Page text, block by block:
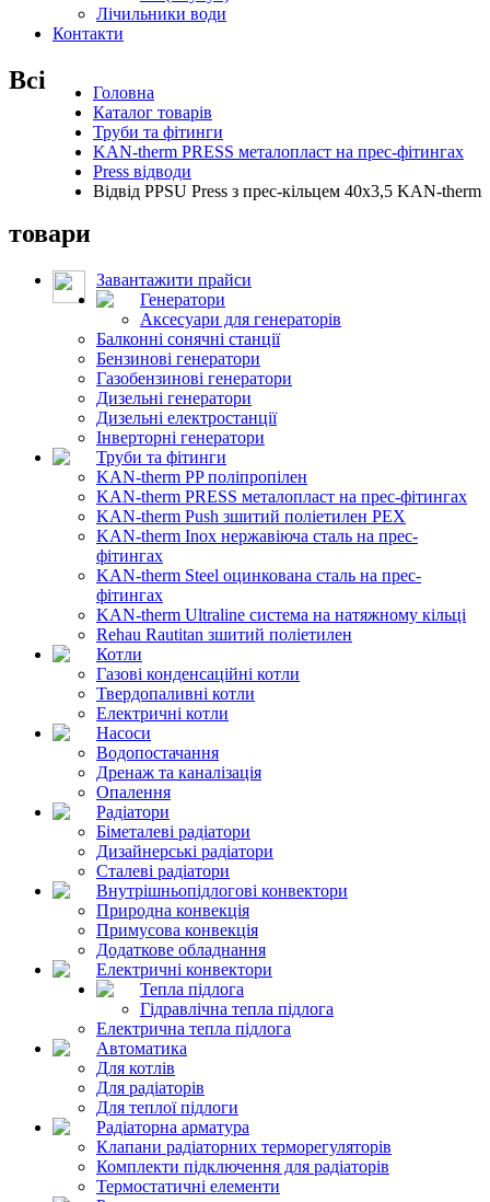
Лічильники води
Контакти
Головна
Каталог товарів
Труби та фітинги
KAN-therm PRESS металопласт на прес-фітингах
Press відводи
Відвід PPSU Press з прес-кільцем 40х3,5 KAN-therm
Всі
товари
Завантажити прайси
Генератори
Аксесуари для генераторів
Балконні сонячні станції
Бензинові генератори
Газобензинові генератори
Дизельні генератори
Дизельні електростанції
Інверторні генератори
Труби та фітинги
KAN-therm PP поліпропілен
KAN-therm PRESS металопласт на прес-фітингах
KAN-therm Push зшитий поліетилен PEX
KAN-therm Inox нержавіюча сталь на прес-
фітингах
KAN-therm Steel оцинкована сталь на прес-
фітингах
KAN-therm Ultraline система на натяжному кільці
Rehau Rautitan зшитий поліетилен
Котли
Газові конденсаційні котли
Твердопаливні котли
Електричні котли
Насоси
Водопостачання
Дренаж та каналізація
Опалення
Радіатори
Біметалеві радіатори
Дизайнерські радіатори
Сталеві радіатори
Внутрішньопідлогові конвектори
Природна конвекція
Примусова конвекція
Додаткове обладнання
Електричні конвектори
Тепла підлога
Гідравлічна тепла підлога
Електрична тепла підлога
Автоматика
Для котлів
Для радіаторів
Для теплої підлоги
Радіаторна арматура
Клапани радіаторних терморегуляторів
Комплекти підключення для радіаторів
Термостатичні елементи